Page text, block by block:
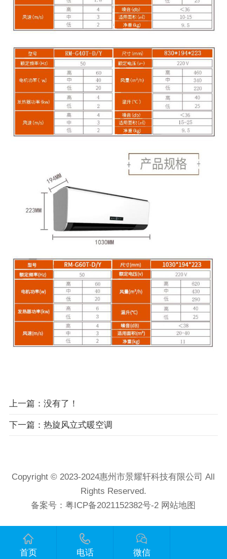
上一篇：没有了！
下一篇：热旋风立式暖空调
Copyright © 2023-2024惠州市景耀轩科技有限公司 All
Rights Reserved.
备案号：粤ICP备2021152382号-2 网站地图
首页 电话 微信